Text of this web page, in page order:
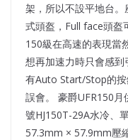
架，所以不設平地台
式頭盔，Full face頭盔
150級在高速的表現當
想再加速力時只會感
有Auto Start/Stop的按
誤會。 豪爵UFR150
號HJ150T-29A水冷、
57.3mm × 57.9mm壓